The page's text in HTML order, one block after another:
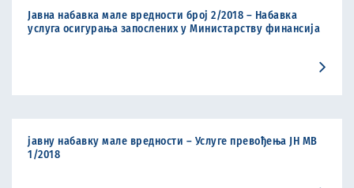
Јавна набавка мале вредности број 2/2018 – Набавка
услуга осигурања запослених у Министарству финансија
јавну набавку мале вредности – Услуге превођења ЈН МВ
1/2018